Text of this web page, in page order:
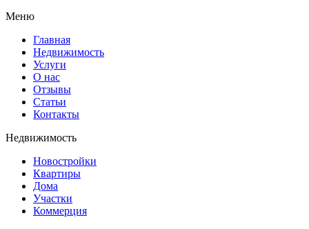
Меню
Главная
Недвижимость
Услуги
О нас
Отзывы
Статьи
Контакты
Недвижимость
Новостройки
Квартиры
Дома
Участки
Коммерция